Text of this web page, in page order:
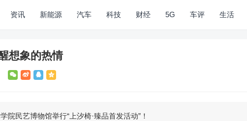
资讯 新能源 汽车 科技 财经 5G 车评 生活
想象的热情
院民艺博物馆举行“上汐椅·臻品首发活动”！